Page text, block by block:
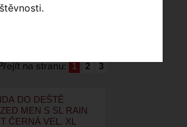
V OLOMOUCI
na stranu: 1 2 3
DO DEŠTĚ
MEN S SL RAIN
ČERNÁ VEL. XL